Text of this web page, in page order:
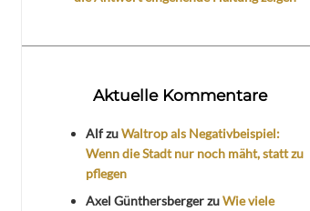
Aktuelle Kommentare
AlfzuWaltrop als Negativbeispiel:
Wenn die Stadt nur noch mäht, statt zu
pflegen
Axel GünthersbergerzuWie viele